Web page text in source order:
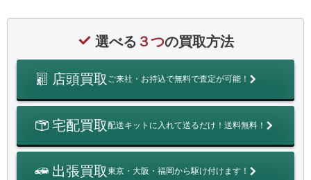
選べる ３つの買取方法
店頭買取 ご来社・お持込で無料で査定が可能！
宅配買取配送キットに入れて送るだけ！送料無料！
出張買取東京・大阪・福岡から駆け付けます！